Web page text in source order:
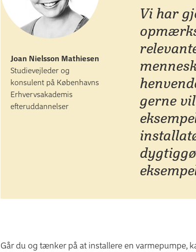
Joan Nielsson Mathiesen
Studievejleder og
konsulent på Københavns
Erhvervsakademis
efteruddannelser
Vi har
gerne
Går du og tænker på at installere en varmepumpe,